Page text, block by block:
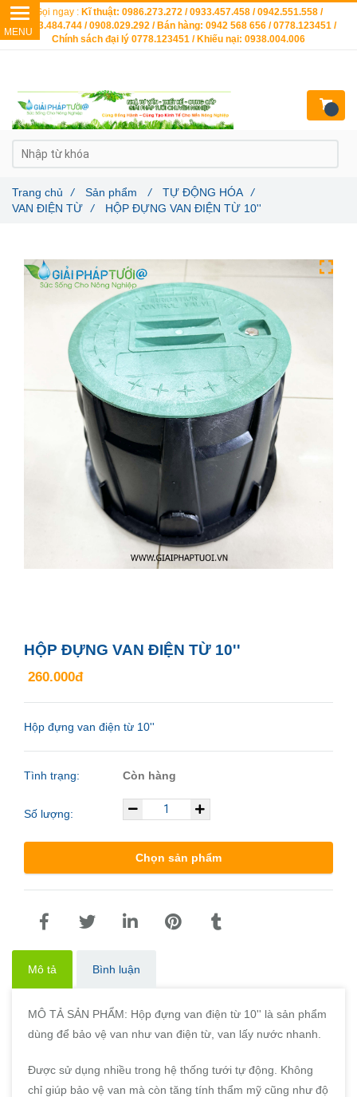
HỘP ĐỰNG VAN ĐIỆN TỪ 10''
260.000đ
Hộp đựng van điện từ 10''
Tình trạng: Còn hàng
Số lượng:
Chọn sản phẩm
Mô tả Bình luận
MÔ TẢ SẢN PHẨM: Hộp đựng van điện từ 10'' là sản phẩm
dùng để bảo vệ van như van điện từ, van lấy nước nhanh.
Được sử dụng nhiều trong hệ thống tưới tự động. Không
chỉ giúp bảo vệ van mà còn tăng tính thẩm mỹ cũng như độ
Trang chủ / Sản phẩm / TỰ ĐỘNG HÓA
/
VAN ĐIỆN TỪ
/ HỘP ĐỰNG VAN ĐIỆN TỪ 10''
Gọi ngay : Kĩ thuật: 0986.273.272 / 0933.457.458 / 0942.551.558 /
0903.484.744 / 0908.029.292 / Bán hàng: 0942 568 656 / 0778.123451 /
Chính sách đại lý 0778.123451 / Khiếu nại: 0938.004.006